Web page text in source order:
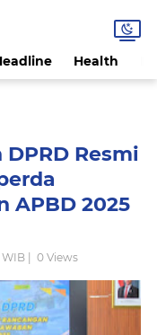
Health
Resmi
APBD 2025
| 0Views